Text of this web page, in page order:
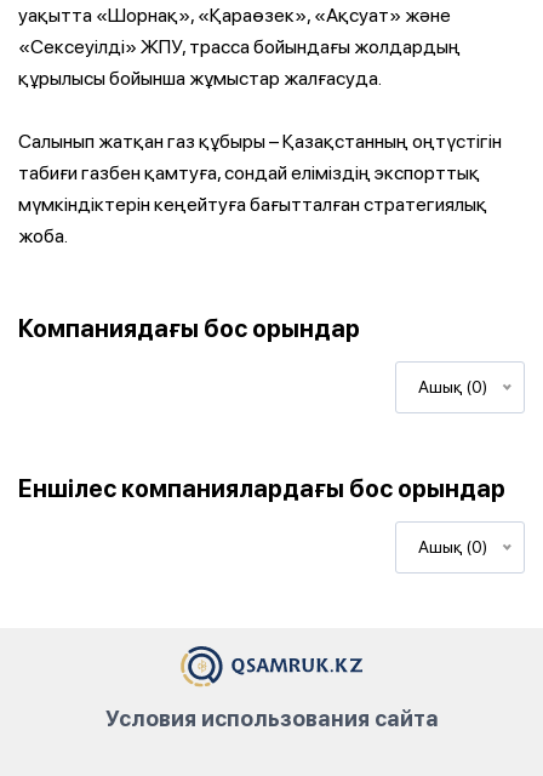
уақытта «Шорнақ», «Қараөзек», «Ақсуат» және
«Сексеуілді» ЖПУ, трасса бойындағы жолдардың
құрылысы бойынша жұмыстар жалғасуда.
Салынып жатқан газ құбыры – Қазақстанның оңтүстігін
табиғи газбен қамтуға, сондай еліміздің экспорттық
мүмкіндіктерін кеңейтуға бағытталған стратегиялық
жоба.
Компаниядағы бос орындар
Ашық (0)
Еншілес компаниялардағы бос орындар
Ашық (0)
Условия использования сайта